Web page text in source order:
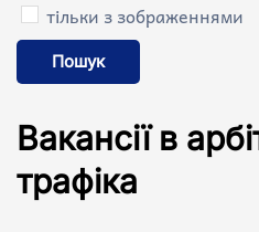
тільки з зображеннями
Пошук
Вакансії в
трафіка